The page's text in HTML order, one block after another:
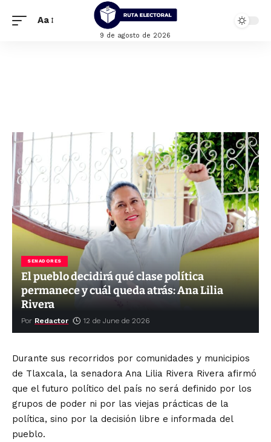
Aa
9 de agosto de 2026
SENADORES
El pueblo decidirá qué clase política
permanece y cuál queda atrás: Ana Lilia
Rivera
Por Redactor 12 de June de 2026
Durante sus recorridos por comunidades y municipios
de Tlaxcala, la senadora Ana Lilia Rivera Rivera afirmó
que el futuro político del país no será definido por los
grupos de poder ni por las viejas prácticas de la
política, sino por la decisión libre e informada del
pueblo.